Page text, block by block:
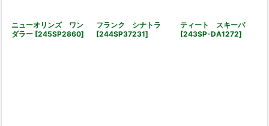
ニューオリンズ ワン
ダラー [245SP2860]
フランク シナトラ
[244SP37231]
ティート スキーパ
[243SP-DA1272]